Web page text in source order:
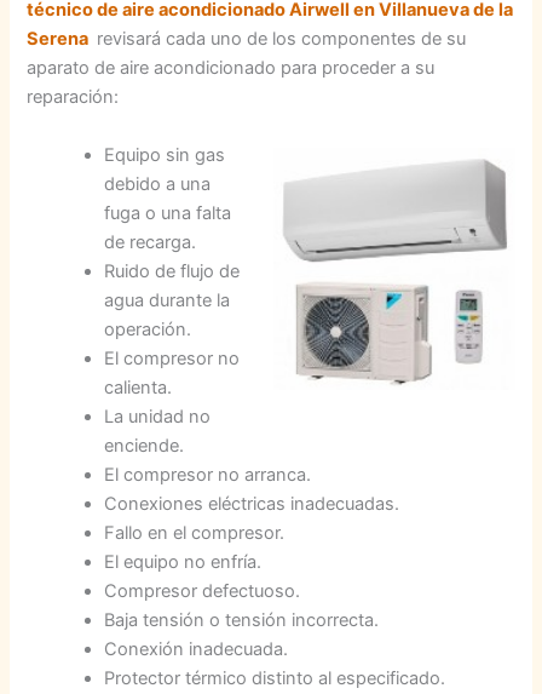
técnico de aire acondicionado Airwell en Villanueva de la
Serena revisará cada uno de los componentes de su
aparato de aire acondicionado para proceder a su
reparación:
Equipo sin gas
debido a una
fuga o una falta
de recarga.
Ruido de flujo de
agua durante la
operación.
El compresor no
calienta.
La unidad no
enciende.
El compresor no arranca.
Conexiones eléctricas inadecuadas.
Fallo en el compresor.
El equipo no enfría.
Compresor defectuoso.
Baja tensión o tensión incorrecta.
Conexión inadecuada.
Protector térmico distinto al especificado.